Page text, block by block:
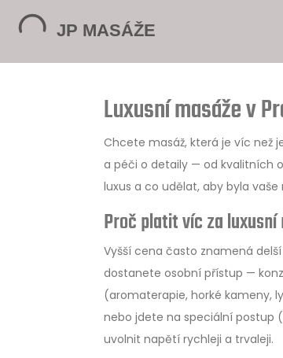
Luxusní masáže v
Chcete masáž, která je víc než
a péči o detaily — od kvalitních
luxus a co udělat, aby byla
Proč platit víc za luxusní
Vyšší cena často znamená
dostanete osobní přístup —
(aromaterapie, horké kameny,
nebo jdete na speciální postup
uvolnit napětí rychleji a trvaleji.